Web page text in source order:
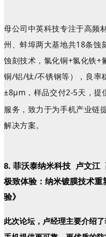
母公司中英科技专注于高频
州、蚌埠两大基地共18条蚀
蚀刻技术，氯化铜+氯化铁+
铜/铝/钛/不锈钢等），良率
±8μm， 样品交付2-5天，提
服务， 致力于为手机产业链
解决方案。
8. 菲沃泰纳米科技 卢文
极致体验：纳米镀膜技术
验》
此次论坛， 卢经理主要介绍